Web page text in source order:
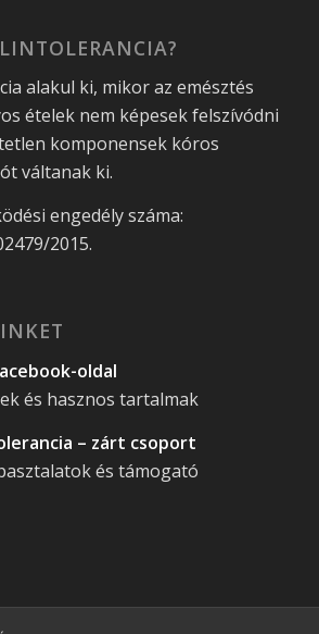
alakul ki, mikor az emésztés
ételek nem képesek felszívódni
komponensek kóros
váltanak ki.
engedély száma:
2015.
oldal
és hasznos tartalmak
– zárt csoport
és támogató